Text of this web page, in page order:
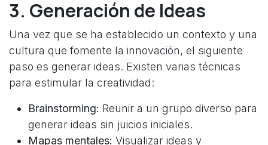
3. Generación de Ideas
Una vez que se ha establecido un contexto y una
cultura que fomente la innovación, el siguiente
paso es generar ideas. Existen varias técnicas
para estimular la creatividad:
Brainstorming: Reunir a un grupo diverso para
generar ideas sin juicios iniciales.
Mapas mentales: Visualizar ideas y